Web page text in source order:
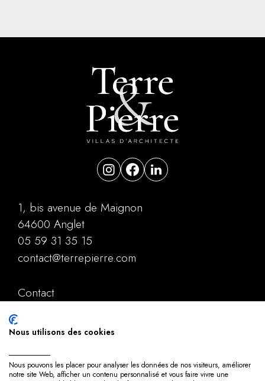
1, bis avenue de Maignon
64600 Anglet
05 59 31 35 15
contact@terrepierre.com
Contact
Politique de confidentialité
Nous utilisons des cookies
Nous pouvons les placer pour analyser les données de nos visiteurs, améliorer
notre site Web, afficher un contenu personnalisé et vous faire vivre une